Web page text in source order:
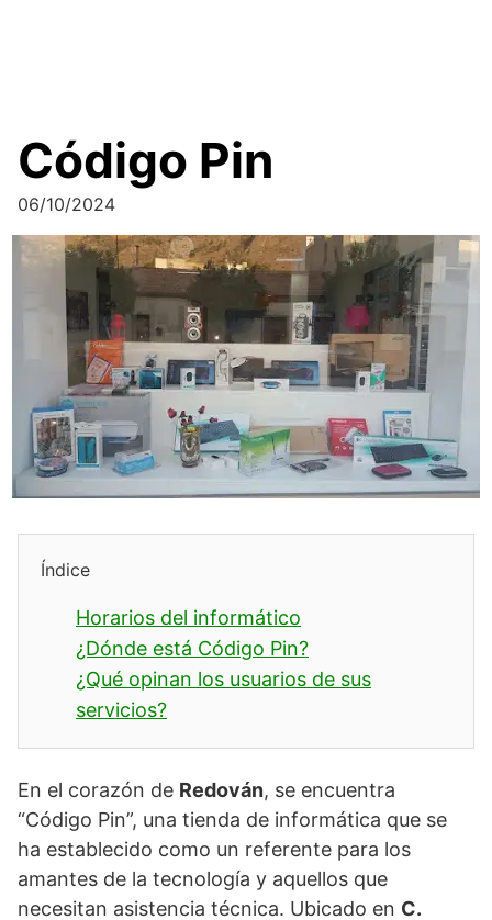
Código Pin
06/10/2024
Índice
Horarios del informático
¿Dónde está Código Pin?
¿Qué opinan los usuarios de sus
servicios?
En el corazón de Redován, se encuentra
“Código Pin”, una tienda de informática que se
ha establecido como un referente para los
amantes de la tecnología y aquellos que
necesitan asistencia técnica. Ubicado en C.